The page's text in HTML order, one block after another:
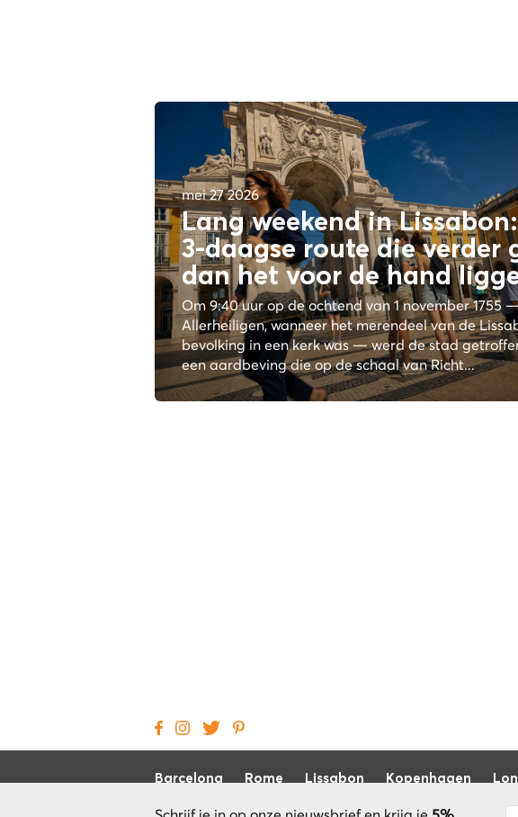
mei 27 2026
Lang weekend in
3-daagse route die verder
dan het voor de hand
Om 9:40 uur op de ochtend van 1 november 1755
Allerheiligen, wanneer het merendeel van de
bevolking in een kerk was — werd de stad
een aardbeving die op de schaal van Richt...
Barcelona Rome Lissabon Kopenhagen